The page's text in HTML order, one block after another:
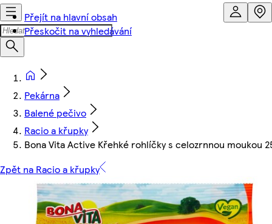
Přejít na hlavní obsah
Přeskočit na vyhledávání
Pekárna
Balené pečivo
Racio a křupky
Bona Vita Active Křehké rohlíčky s celozrnnou moukou
Zpět na Racio a křupky